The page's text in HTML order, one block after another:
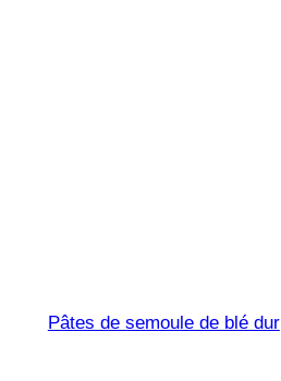
Pâtes de semoule de blé dur